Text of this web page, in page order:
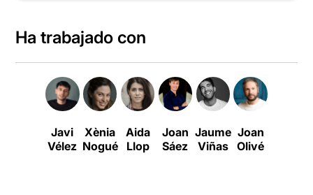
Ha trabajado con
Javi
Vélez
Xènia
Nogué
Aida
Llop
Joan
Sáez
Jaume
Viñas
Joan
Olivé